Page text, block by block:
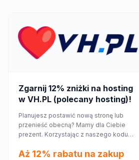
Zgarnij 12% zniżki na hosting
w VH.PL (polecany hosting)!
Planujesz postawić nową stronę lub
przenieść obecną? Mamy dla Ciebie
prezent. Korzystając z naszego kodu
12%!
Aż 12% rabatu na zakup